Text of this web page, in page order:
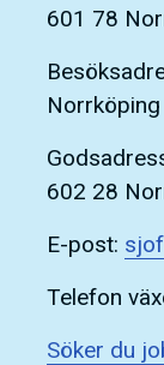
601 78
Norrköping
602 28
E-post:
Telefon
Söker du